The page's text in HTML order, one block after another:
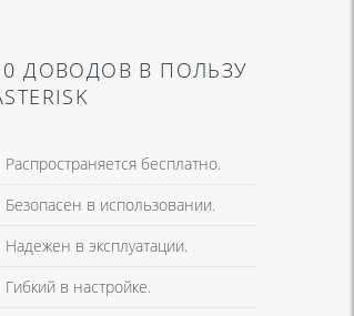
ДОВОДОВ В ПОЛЬЗУ
Распространяется бесплатно.
Безопасен в использовании.
Надежен в эксплуатации.
Гибкий в настройке.